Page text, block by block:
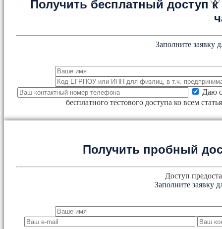
Получить бесплатный доступ
Заполните заявку
Даю
бесплатного тестового доступа ко всем
Получить пробный
Доступ
Заполните заявку